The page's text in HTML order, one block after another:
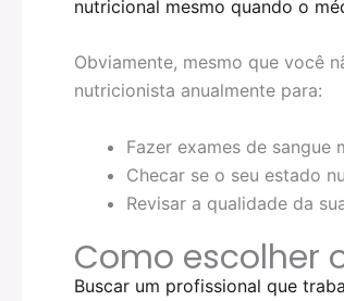
nutricional mesmo quando o
Obviamente, mesmo que você
nutricionista anualmente para:
Fazer exames de sangue
Checar se o seu estado
Revisar a qualidade da
Como escolher
Buscar um profissional que